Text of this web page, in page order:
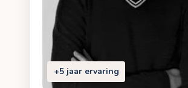
+5 jaar ervaring